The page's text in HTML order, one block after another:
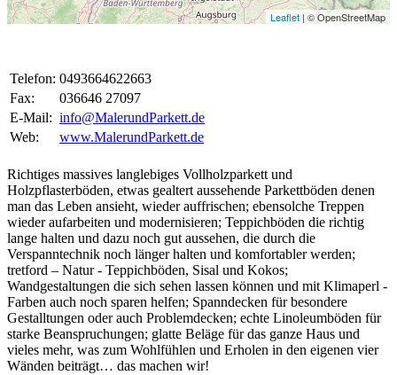
Leaflet | © OpenStreetMap
Telefon: 0493664622663
Fax:
036646 27097
E-Mail: info@MalerundParkett.de
Web:
www.MalerundParkett.de
Richtiges massives langlebiges Vollholzparkett und
Holzpflasterböden, etwas gealtert aussehende Parkettböden denen
man das Leben ansieht, wieder auffrischen; ebensolche Treppen
wieder aufarbeiten und modernisieren; Teppichböden die richtig
lange halten und dazu noch gut aussehen, die durch die
Verspanntechnik noch länger halten und komfortabler werden;
tretford – Natur - Teppichböden, Sisal und Kokos;
Wandgestaltungen die sich sehen lassen können und mit Klimaperl -
Farben auch noch sparen helfen; Spanndecken für besondere
Gestalltungen oder auch Problemdecken; echte Linoleumböden für
starke Beanspruchungen; glatte Beläge für das ganze Haus und
vieles mehr, was zum Wohlfühlen und Erholen in den eigenen vier
Wänden beiträgt… das machen wir!